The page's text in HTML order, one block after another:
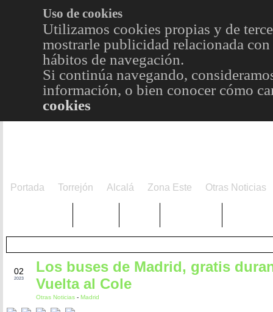
Uso de cookies
Utilizamos cookies propias y de
mostrarle publicidad relacionada
hábitos de navegación.
Si continúa navegando,
información, o bien conocer cómo
cookies
Portada Torrejón Alcalá Zona Este Otras Noticias
02
2023
Los buses de Madrid, gratis
Vuelta al Cole
Otras Noticias - Madrid